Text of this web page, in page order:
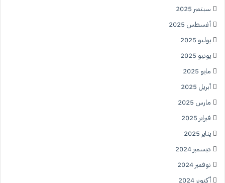
سبتمبر 2025
أغسطس 2025
يوليو 2025
يونيو 2025
مايو 2025
أبريل 2025
مارس 2025
فبراير 2025
يناير 2025
ديسمبر 2024
نوفمبر 2024
أكتوبر 2024